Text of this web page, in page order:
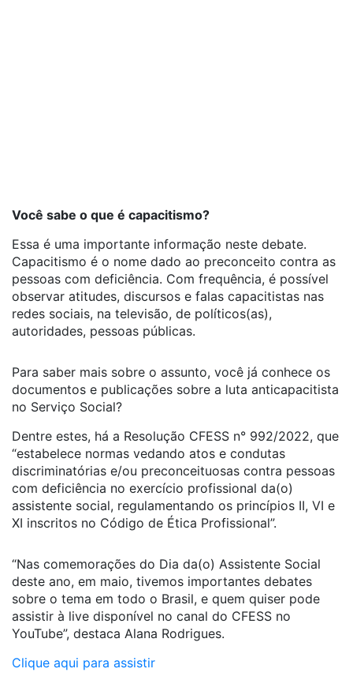
Você sabe o que é capacitismo?
Essa é uma importante informação neste debate.
Capacitismo é o nome dado ao preconceito contra as
pessoas com deficiência. Com frequência, é possível
observar atitudes, discursos e falas capacitistas nas
redes sociais, na televisão, de políticos(as),
autoridades, pessoas públicas.
Para saber mais sobre o assunto, você já conhece os
documentos e publicações sobre a luta anticapacitista
no Serviço Social?
Dentre estes, há a Resolução CFESS n° 992/2022, que
“estabelece normas vedando atos e condutas
discriminatórias e/ou preconceituosas contra pessoas
com deficiência no exercício profissional da(o)
assistente social, regulamentando os princípios II, VI e
XI inscritos no Código de Ética Profissional”.
“Nas comemorações do Dia da(o) Assistente Social
deste ano, em maio, tivemos importantes debates
sobre o tema em todo o Brasil, e quem quiser pode
assistir à live disponível no canal do CFESS no
YouTube”, destaca Alana Rodrigues.
Clique aqui para assistir